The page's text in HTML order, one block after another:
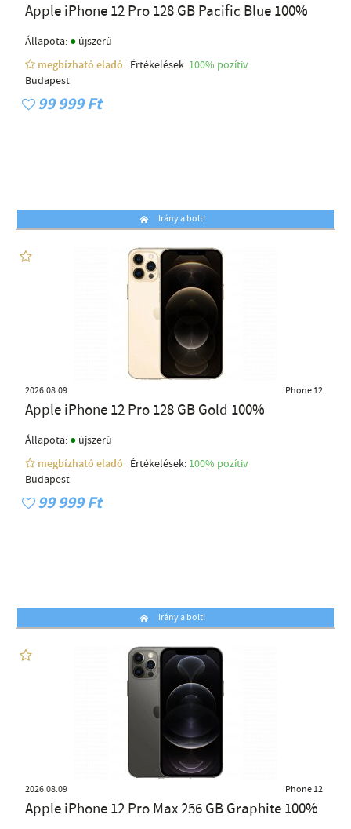
Apple iPhone 12 Pro 128 GB Pacific Blue 100%
Állapota: ● újszerű
megbízható eladó
Értékelések: 100% pozítiv
Budapest
99 999 Ft
Irány a bolt!
2026.08.09 iPhone 12
Apple iPhone 12 Pro 128 GB Gold 100%
Állapota: ● újszerű
megbízható eladó
Értékelések: 100% pozítiv
Budapest
99 999 Ft
Irány a bolt!
2026.08.09 iPhone 12
Apple iPhone 12 Pro Max 256 GB Graphite 100%